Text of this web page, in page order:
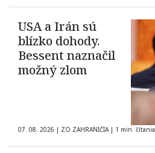
USA a Irán sú
blízko dohody.
Bessent naznačil
možný zlom
07. 08. 2026 | ZO ZAHRANIČIA | 1 min. čítania